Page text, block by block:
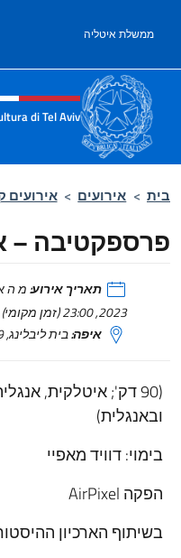
ממשלת איטליה
and menu
di Tel Aviv
בית > אירועים > אירועים
פרספקטיבה –
תאריך אירוע:
2023, 23:00 (זמן מקומי)
איפה:בית ליבלינג, 29 תל־אביב–יפו
(90 דק'; איטלקית,
ובאנגלית)
בימוי: דוויד מאפיי
הפקה AirPixel
בשיתוף הארכיון